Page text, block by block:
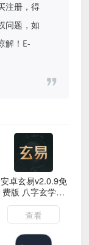
注册，得
问题，如
解！E-
安卓玄易v2.0.9免
费版 八字玄学排
盘
查看